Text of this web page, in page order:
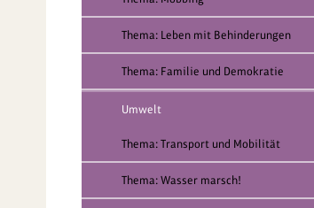
Thema: Leben mit Behinderungen
Thema: Familie und Demokratie
Umwelt
Thema: Transport und Mobilität
Thema: Wasser marsch!